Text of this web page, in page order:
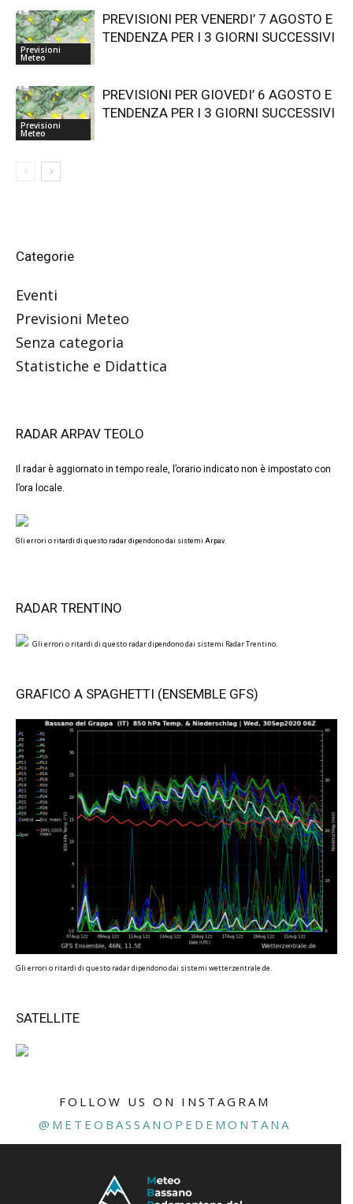
Previsioni
Meteo
PREVISIONI PER VENERDI’ 7 AGOSTO E
TENDENZA PER I 3 GIORNI SUCCESSIVI
Previsioni
Meteo
PREVISIONI PER GIOVEDI’ 6 AGOSTO E
TENDENZA PER I 3 GIORNI SUCCESSIVI
Categorie
Eventi
Previsioni Meteo
Senza categoria
Statistiche e Didattica
RADAR ARPAV TEOLO
Il radar è aggiornato in tempo reale, l’orario indicato non è impostato con
l’ora locale.
Gli errori o ritardi di questo radar dipendono dai sistemi Arpav.
RADAR TRENTINO
Gli errori o ritardi di questo radar dipendono dai sistemi Radar Trentino.
GRAFICO A SPAGHETTI (ENSEMBLE GFS)
Gli errori o ritardi di questo radar dipendono dai sistemi wetterzentrale.de.
SATELLITE
FOLLOW US ON INSTAGRAM
@METEOBASSANOPEDEMONTANA